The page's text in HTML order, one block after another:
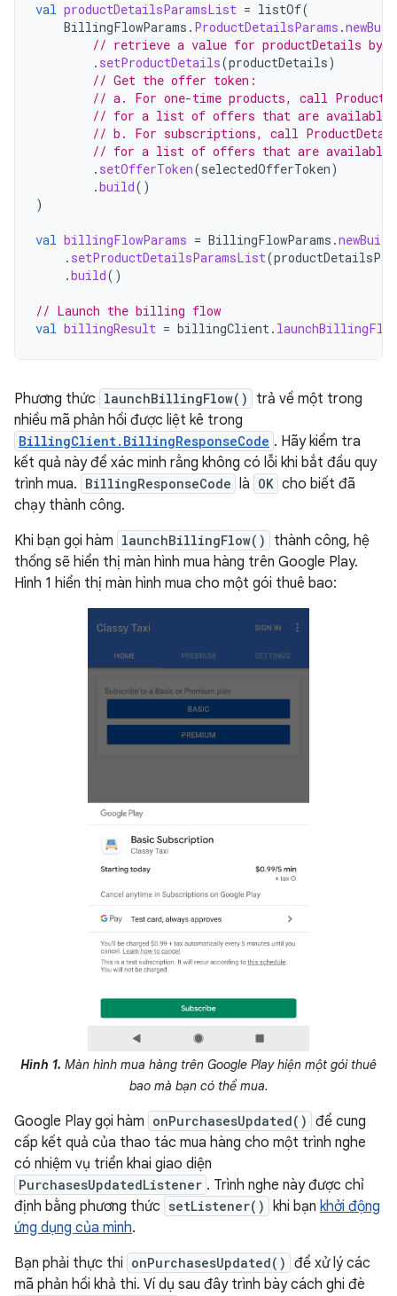
val productDetailsParamsList = listOf(
BillingFlowParams . ProductDetailsParams .
// retrieve a value for productDetails by
. setProductDetails(productDetails)
// Get the offer token:
// a. For one-time products, call
// for a list of offers that are available
// b. For subscriptions, call
// for a list of offers that are available
. setOfferToken(selectedOfferToken)
.build()
)
val billingFlowParams = BillingFlowParams .
. setProductDetailsParamsList(
.build()
// Launch the billing flow
val billingResult = billingClient. launchBillingFlow
Phương thức launchBillingFlow()
trả về một trong
nhiều mã phản hồi được liệt kê trong
BillingClient.BillingResponseCode . Hãy kiểm tra
kết quả này để xác minh rằng không có lỗi khi bắt đầu quy
trình mua. BillingResponseCode là OK cho biết đã
chạy thành công.
Khi bạn gọi hàm launchBillingFlow()
thành công, hệ
thống sẽ hiển thị màn hình mua hàng trên Google Play.
Hình 1 hiển thị màn hình mua cho một gói thuê bao:
Hình 1. Màn hình mua hàng trên Google Play hiện một gói thuê
bao mà bạn có thể mua.
Google Play gọi hàm onPurchasesUpdated() để cung
cấp kết quả của thao tác mua hàng cho một trình nghe
có nhiệm vụ triển khai giao diện
PurchasesUpdatedListener . Trình nghe này được chỉ
định bằng phương thức setListener() khi bạn khởi động
ứng dụng của mình.
Bạn phải thực thi onPurchasesUpdated() để xử lý các
mã phản hồi khả thi. Ví dụ sau đây trình bày cách ghi đè